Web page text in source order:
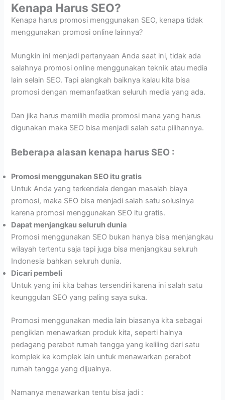
Kenapa Harus SEO?
Kenapa harus promosi menggunakan SEO, kenapa tidak
menggunakan promosi online lainnya?
Mungkin ini menjadi pertanyaan Anda saat ini, tidak ada
salahnya promosi online menggunakan teknik atau media
lain selain SEO. Tapi alangkah baiknya kalau kita bisa
promosi dengan memanfaatkan seluruh media yang ada.
Dan jika harus memilih media promosi mana yang harus
digunakan maka SEO bisa menjadi salah satu pilihannya.
Beberapa alasan kenapa harus SEO :
Promosi menggunakan SEO itu gratis
Untuk Anda yang terkendala dengan masalah biaya
promosi, maka SEO bisa menjadi salah satu solusinya
karena promosi menggunakan SEO itu gratis.
Dapat menjangkau seluruh dunia
Promosi menggunakan SEO bukan hanya bisa menjangkau
wilayah tertentu saja tapi juga bisa menjangkau seluruh
Indonesia bahkan seluruh dunia.
Dicari pembeli
Untuk yang ini kita bahas tersendiri karena ini salah satu
keunggulan SEO yang paling saya suka.
Promosi menggunakan media lain biasanya kita sebagai
pengiklan menawarkan produk kita, seperti halnya
pedagang perabot rumah tangga yang keliling dari satu
komplek ke komplek lain untuk menawarkan perabot
rumah tangga yang dijualnya.
Namanya menawarkan tentu bisa jadi :